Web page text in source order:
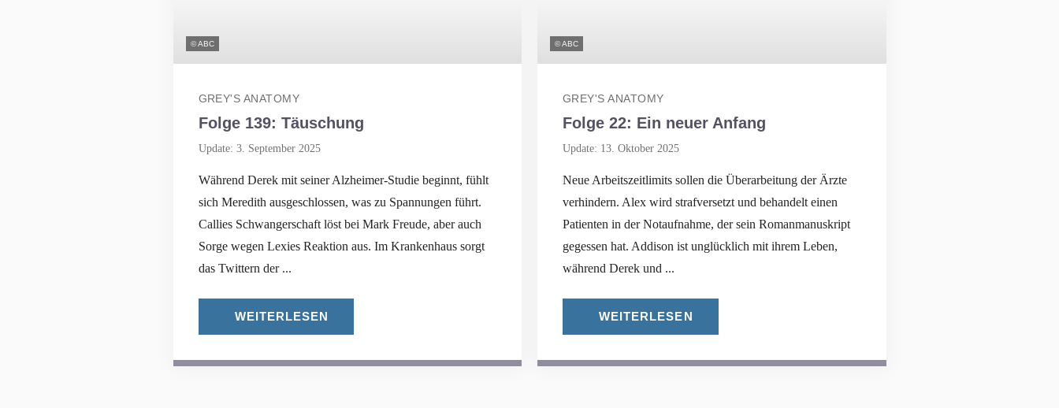
© ABC
GREY'S ANATOMY
Folge 139: Täuschung
Update: 3. September 2025
Während Derek mit seiner Alzheimer-Studie beginnt, fühlt
sich Meredith ausgeschlossen, was zu Spannungen führt.
Callies Schwangerschaft löst bei Mark Freude, aber auch
Sorge wegen Lexies Reaktion aus. Im Krankenhaus sorgt
das Twittern der ...
WEITERLESEN
© ABC
GREY'S ANATOMY
Folge 22: Ein neuer Anfang
Update: 13. Oktober 2025
Neue Arbeitszeitlimits sollen die Überarbeitung der Ärzte
verhindern. Alex wird strafversetzt und behandelt einen
Patienten in der Notaufnahme, der sein Romanmanuskript
gegessen hat. Addison ist unglücklich mit ihrem Leben,
während Derek und ...
WEITERLESEN